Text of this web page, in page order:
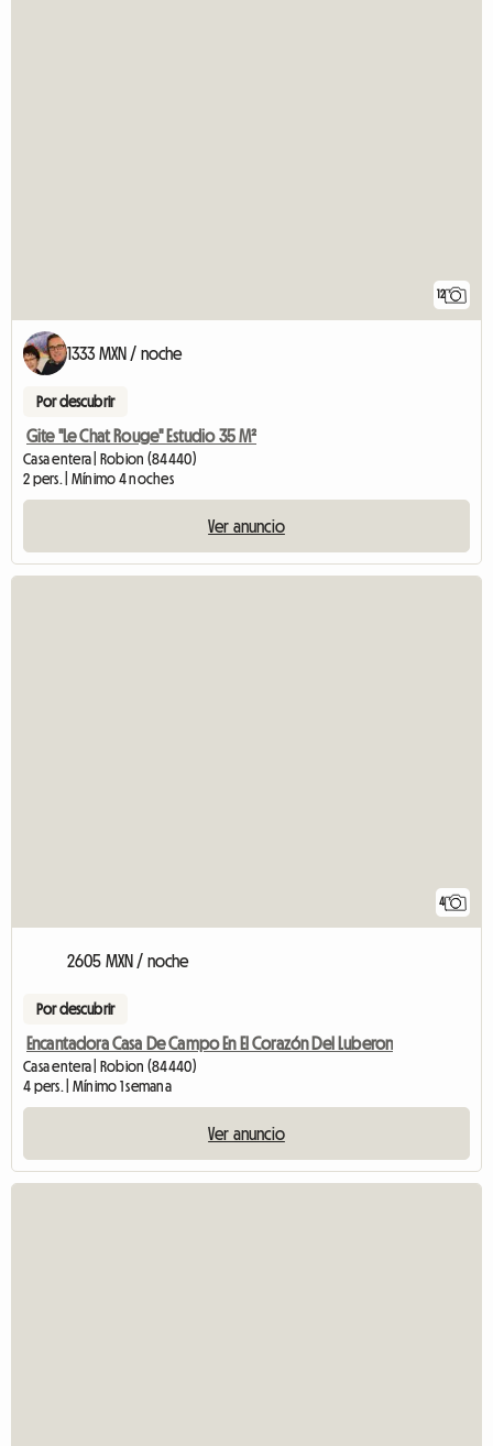
12
1333 MXN / noche
Por descubrir
Gite "Le Chat Rouge" Estudio 35 M²
Casa entera | Robion (84440)
2 pers. | Mínimo 4 noches
Ver anuncio
4
2605 MXN / noche
Por descubrir
Encantadora Casa De Campo En El Corazón Del Luberon
Casa entera | Robion (84440)
4 pers. | Mínimo 1 semana
Ver anuncio